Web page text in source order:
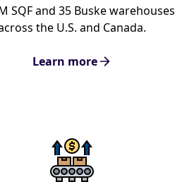
SQF and 35 Buske warehouses
the U.S. and Canada.
Learn more